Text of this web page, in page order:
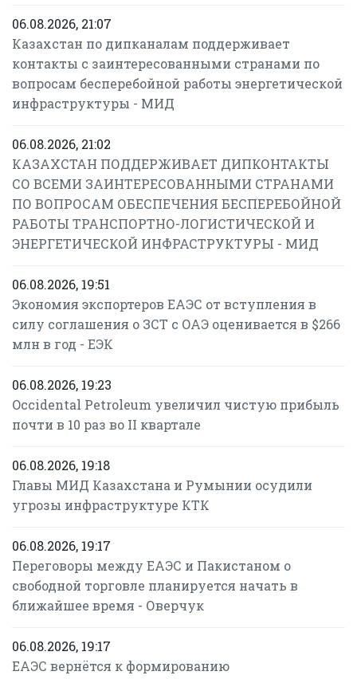
06.08.2026, 21:07
Казахстан по дипканалам поддерживает
контакты с заинтересованными странами по
вопросам бесперебойной работы энергетической
инфраструктуры - МИД
06.08.2026, 21:02
КАЗАХСТАН ПОДДЕРЖИВАЕТ ДИПКОНТАКТЫ
СО ВСЕМИ ЗАИНТЕРЕСОВАННЫМИ СТРАНАМИ
ПО ВОПРОСАМ ОБЕСПЕЧЕНИЯ БЕСПЕРЕБОЙНОЙ
РАБОТЫ ТРАНСПОРТНО-ЛОГИСТИЧЕСКОЙ И
ЭНЕРГЕТИЧЕСКОЙ ИНФРАСТРУКТУРЫ - МИД
06.08.2026, 19:51
Экономия экспортеров ЕАЭС от вступления в
силу соглашения о ЗСТ с ОАЭ оценивается в $266
млн в год - ЕЭК
06.08.2026, 19:23
Occidental Petroleum увеличил чистую прибыль
почти в 10 раз во II квартале
06.08.2026, 19:18
Главы МИД Казахстана и Румынии осудили
угрозы инфраструктуре КТК
06.08.2026, 19:17
Переговоры между ЕАЭС и Пакистаном о
свободной торговле планируется начать в
ближайшее время - Оверчук
06.08.2026, 19:17
ЕАЭС вернётся к формированию